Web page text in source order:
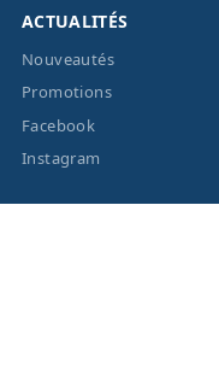
ACTUALITÉS
Nouveautés
Promotions
Facebook
Instagram